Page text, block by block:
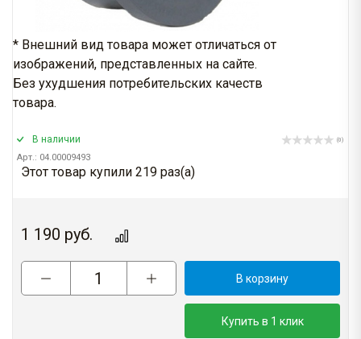
* Внешний вид товара может отличаться от
изображений, представленных на сайте.
Без ухудшения потребительских качеств
товара.
В наличии
Арт.: 04.00009493
(0)
Этот товар купили 219 раз(a)
1 190 руб.
В корзину
Купить в 1 клик